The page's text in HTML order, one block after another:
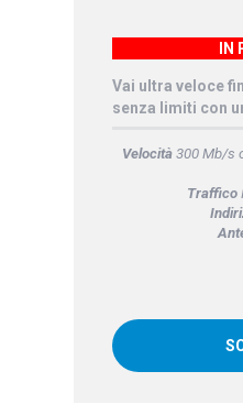
IN
Vai ultra veloce
senza limiti con
Velocità300 Mb/s
Traffico